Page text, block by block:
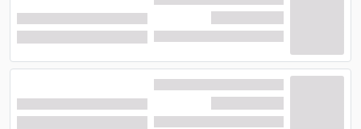
این هتل چهار ستاره دارای مجهز ترین امکانات با کیفیت بالا
است که به طور کامل، رفاه و آرامش مهمانان را تضمین می
کنند. تمامی خدمات هتل به صورت 24 ساعته ارائه می شوند؛
ضمن اینکه پرسنل در هر ساعت شبانه روز به نیاز ها و
درخواست های شما رسیدگی می کنند. در ادامه مهم ترین